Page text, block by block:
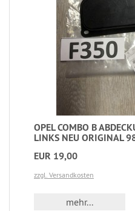
OPEL COMBO B
LINKS NEU ORIGINAL
EUR 19,00
zzgl. Versandkosten
mehr...